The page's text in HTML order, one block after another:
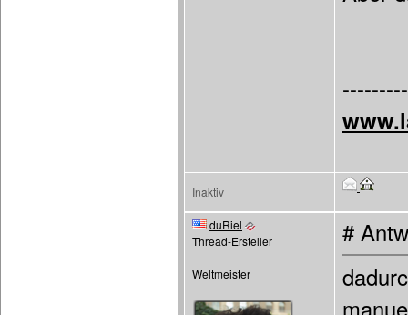
Inaktiv
duRiel
Thread-Ersteller
Weltmeister
#